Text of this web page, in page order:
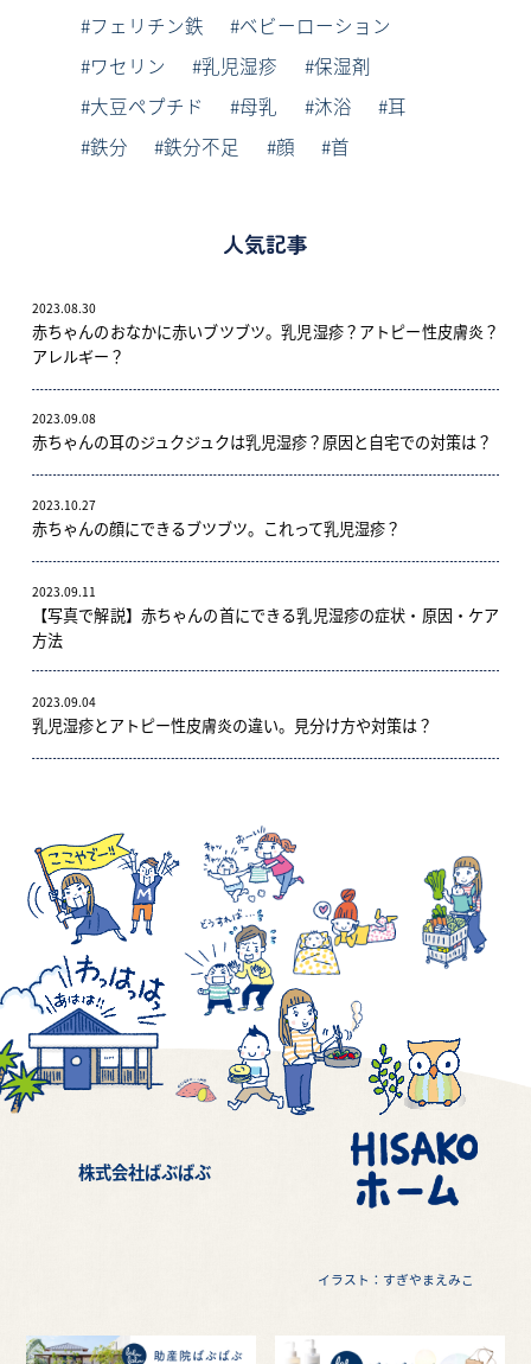
フェリチン鉄
ベビーローション
ワセリン
乳児湿疹
保湿剤
大豆ペプチド
母乳 沐浴
耳
鉄分
鉄分不足 顔 首
人気記事
2023.08.30
赤ちゃんのおなかに赤いブツブツ。乳児湿疹？アトピー性皮膚炎？
アレルギー？
2023.09.08
赤ちゃんの耳のジュクジュクは乳児湿疹？原因と自宅での対策は？
2023.10.27
赤ちゃんの顔にできるブツブツ。これって乳児湿疹？
2023.09.11
【写真で解説】赤ちゃんの首にできる乳児湿疹の症状・原因・ケア
方法
2023.09.04
乳児湿疹とアトピー性皮膚炎の違い。見分け方や対策は？
株式会社ばぶばぶ
イラスト：すぎやまえみこ